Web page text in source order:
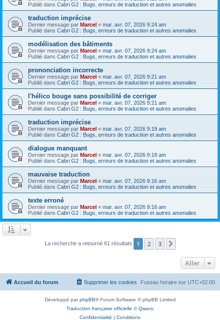
Publié dans Cabri G2 : Bugs, erreurs de traduction et autres anomalies
traduction imprécise
Dernier message par Marcel « mar. avr. 07, 2026 9:24 am
Publié dans Cabri G2 : Bugs, erreurs de traduction et autres anomalies
modélisation des bâtiments
Dernier message par Marcel « mar. avr. 07, 2026 9:24 am
Publié dans Cabri G2 : Bugs, erreurs de traduction et autres anomalies
prononciation incorrecte
Dernier message par Marcel « mar. avr. 07, 2026 9:21 am
Publié dans Cabri G2 : Bugs, erreurs de traduction et autres anomalies
l'hélico bouge sans possibilité de corriger
Dernier message par Marcel « mar. avr. 07, 2026 9:21 am
Publié dans Cabri G2 : Bugs, erreurs de traduction et autres anomalies
traduction imprécise
Dernier message par Marcel « mar. avr. 07, 2026 9:19 am
Publié dans Cabri G2 : Bugs, erreurs de traduction et autres anomalies
dialogue manquant
Dernier message par Marcel « mar. avr. 07, 2026 9:18 am
Publié dans Cabri G2 : Bugs, erreurs de traduction et autres anomalies
mauvaise traduction
Dernier message par Marcel « mar. avr. 07, 2026 9:16 am
Publié dans Cabri G2 : Bugs, erreurs de traduction et autres anomalies
texte erroné
Dernier message par Marcel « mar. avr. 07, 2026 9:16 am
Publié dans Cabri G2 : Bugs, erreurs de traduction et autres anomalies
La recherche a retourné 61 résultats 1 2 3
Aller
Accueil du forum Fuseau horaire sur UTC+02:00
Supprimer les cookies
Développé parphpBB® Forum Software © phpBB Limited
Traduction française officielle ©Qiaeru
Confidentialité | Conditions